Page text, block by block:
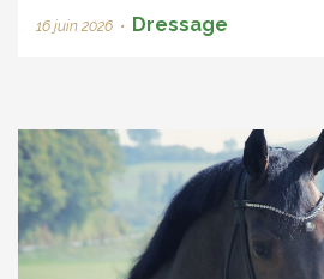
16 juin 2026 • Dressage